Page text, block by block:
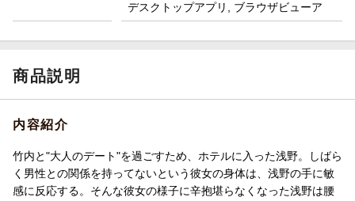
デスクトップアプリ, ブラウザビューア
商品説明
内容紹介
竹内と"大人のデート"を過ごすため、ホテルに入った浅野。しばら
く男性との関係を持ってないという彼女の身体は、浅野の手に敏
感に反応する。そんな彼女の様子に辛抱堪らなくなった浅野は腰